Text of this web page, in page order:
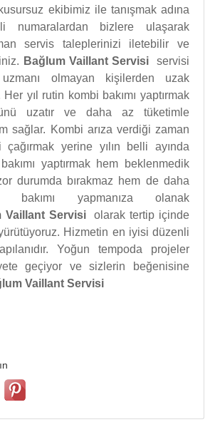
ekibimiz ile tanışmak adına
bizlere ulaşarak
servis taleplerinizi iletebilir ve
Bağlum Vaillant Servisiservisi
olmayan kişilerden uzak
yıl rutin kombi bakımı yaptırmak
uzatır ve daha az tüketimle
sağlar. Kombi arıza verdiği zaman
çağırmak yerine yılın belli ayında
yaptırmak hem beklenmedik
durumda bırakmaz hem de daha
yapmanıza olanak
Vaillant Servisiolarak tertip içinde
Hizmetin en iyisi düzenli
Yoğun tempoda projeler
geçiyor ve sizlerin beğenisine
Vaillant Servisi